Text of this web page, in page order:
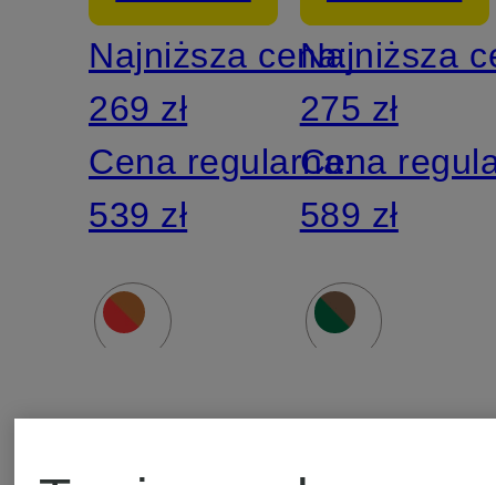
Najniższa cena:
269 zł
Cena regularna:
539 zł
Najniższa
275 zł
Cena
589 zł